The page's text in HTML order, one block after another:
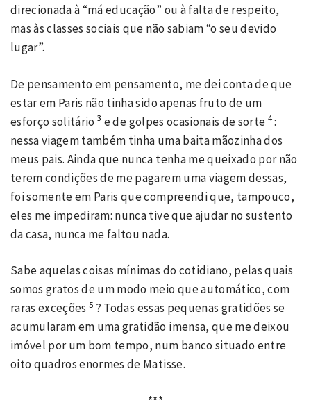
direcionada à “má educação” ou à falta de respeito,
mas às classes sociais que não sabiam “o seu devido
lugar”.
De pensamento em pensamento, me dei conta de que
estar em Paris não tinha sido apenas fruto de um
esforço solitário3 e de golpes ocasionais de sorte 4:
nessa viagem também tinha uma baita mãozinha dos
meus pais. Ainda que nunca tenha me queixado por não
terem condições de me pagarem uma viagem dessas,
foi somente em Paris que compreendi que, tampouco,
eles me impediram: nunca tive que ajudar no sustento
da casa, nunca me faltou nada.
Sabe aquelas coisas mínimas do cotidiano, pelas quais
somos gratos de um modo meio que automático, com
raras exceções5 ? Todas essas pequenas gratidões se
acumularam em uma gratidão imensa, que me deixou
imóvel por um bom tempo, num banco situado entre
oito quadros enormes de Matisse.